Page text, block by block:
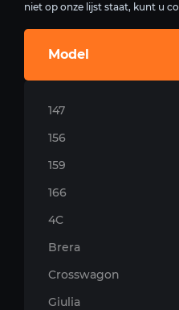
niet op onze lijst staat, kunt u
Model
147
156
159
166
4C
Brera
Crosswagon
Giulia